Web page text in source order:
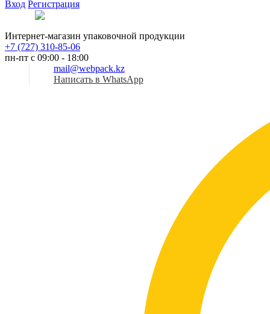
Вход Регистрация
Интернет-магазин упаковочной продукции
+7 (727) 310-85-06
пн-пт с 09:00 - 18:00
mail@webpack.kz
Написать в WhatsApp